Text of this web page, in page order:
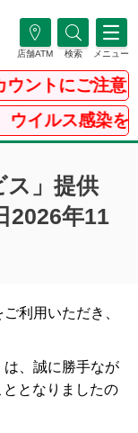
店舗ATM 検索 メニュー
ントにご注意
ルス感染を
ス」提供
年11
利用いただき、
、誠に勝手なが
となりましたの